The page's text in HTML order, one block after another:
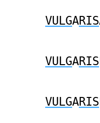
VULGARIS
VULGARIS
VULGARIS